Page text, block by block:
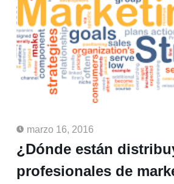
marzo 16, 2016
¿Dónde están
profesionales de